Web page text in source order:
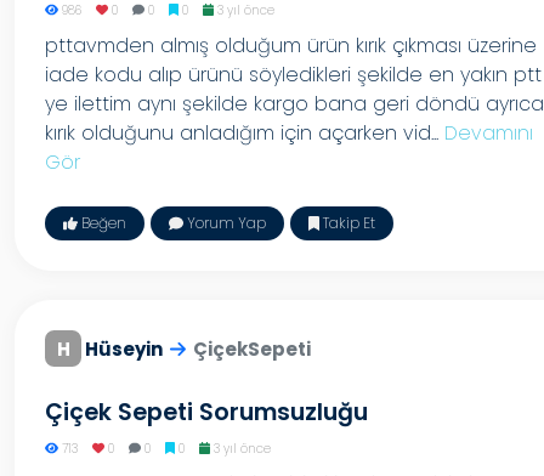
986 0 0 0 3 yıl önce
pttavmden almış olduğum ürün kırık çıkması üzerine
iade kodu alıp ürünü söyledikleri şekilde en yakın ptt
ye ilettim aynı şekilde kargo bana geri döndü ayrıca
kırık olduğunu anladığım için açarken vid... Devamını
Gör
Beğen Yorum Yap Takip Et
H Hüseyin ÇiçekSepeti
Çiçek Sepeti Sorumsuzluğu
713 0 0 0 3 yıl önce